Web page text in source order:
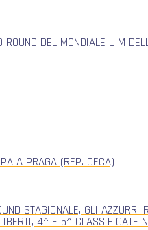
DEL MONDIALE UIM
A PRAGA (REP. CECA)
STAGIONALE, GLI AZZURRI
4^ E 5^ CLASSIFICATE